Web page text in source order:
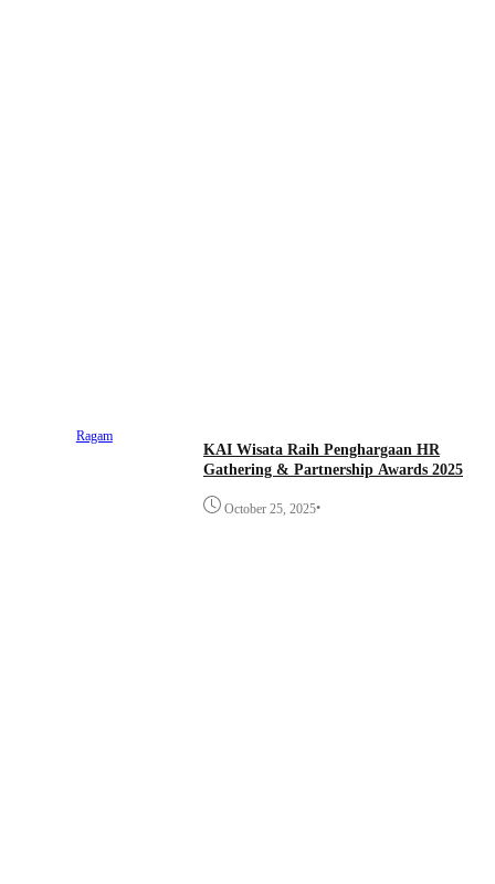
Ragam
KAI Wisata Raih Penghargaan HR
Gathering & Partnership Awards 2025
October 25, 2025•